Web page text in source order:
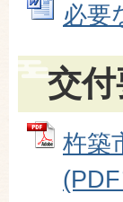
必要
交付
杵築